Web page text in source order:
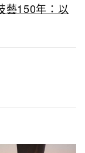
藝150年：以